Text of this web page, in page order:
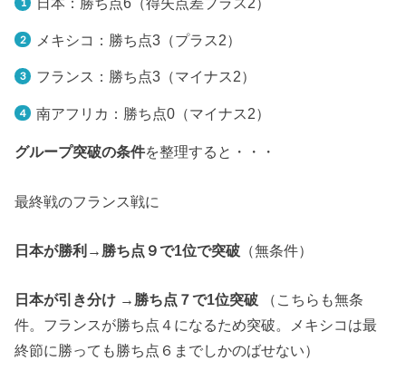
メキシコ：勝ち点3（プラス2）
フランス：勝ち点3（マイナス2）
南アフリカ：勝ち点0（マイナス2）
グループ突破の条件を整理すると・・・
最終戦のフランス戦に
日本が勝利→勝ち点９で1位で突破 （無条件）
日本が引き分け →勝ち点７で1位突破 （こちらも無条
件。フランスが勝ち点４になるため突破。メキシコは最
終節に勝っても勝ち点６までしかのばせない）